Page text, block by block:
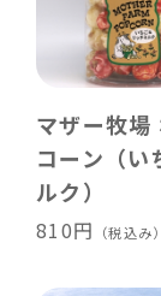
マザー牧場
コーン（い
ルク）
810円 （税込み）